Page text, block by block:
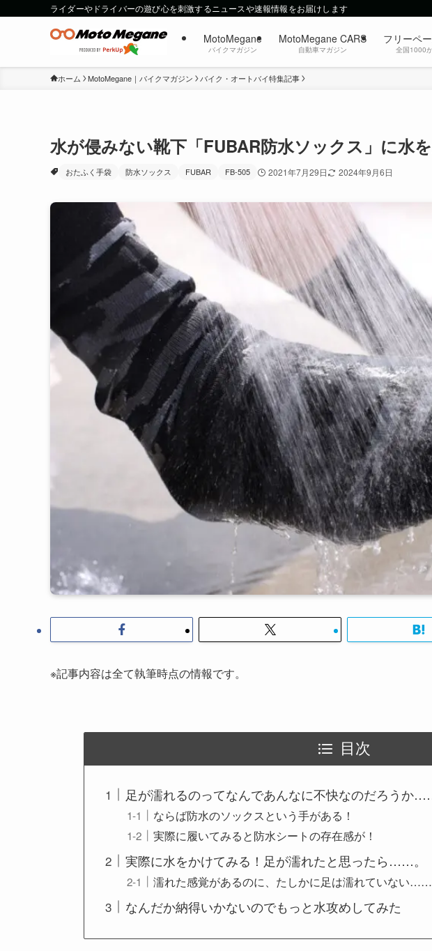
ライダーやドライバーの遊び心を刺激するニュースや速報情報をお届けします
MotoMegane
バイクマガジン
MotoMegane CARS
自動車マガジン
フリーペ
全国1000
ホーム MotoMegane｜バイクマガジン バイク・オートバイ特集記事
水が侵みない靴下「FUBAR防水ソックス」に水
おたふく手袋 防水ソックス FUBAR FB-505 2021年7月29日 2024年9月6日
※記事内容は全て執筆時点の情報です。
目次
足が濡れるのってなんであんなに不快なのだろうか
ならば防水のソックスという手がある！
実際に履いてみると防水シートの存在感が！
実際に水をかけてみる！足が濡れたと思ったら……。
濡れた感覚があるのに、たしかに足は濡れていない……
なんだか納得いかないのでもっと水攻めしてみた